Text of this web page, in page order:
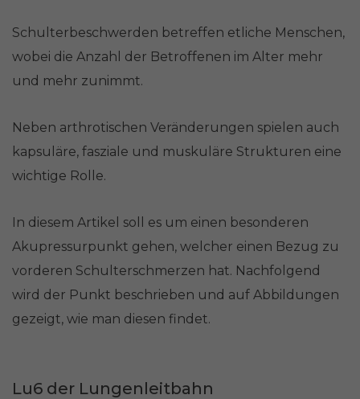
Schulterbeschwerden betreffen etliche Menschen,
wobei die Anzahl der Betroffenen im Alter mehr
und mehr zunimmt.
Neben arthrotischen Veränderungen spielen auch
kapsuläre, fasziale und muskuläre Strukturen eine
wichtige Rolle.
In diesem Artikel soll es um einen besonderen
Akupressurpunkt gehen, welcher einen Bezug zu
vorderen Schulterschmerzen hat. Nachfolgend
wird der Punkt beschrieben und auf Abbildungen
gezeigt, wie man diesen findet.
Lu6 der Lungenleitbahn